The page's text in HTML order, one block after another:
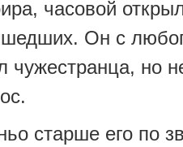
часовой
Он с
чужестранца, но
старше его по